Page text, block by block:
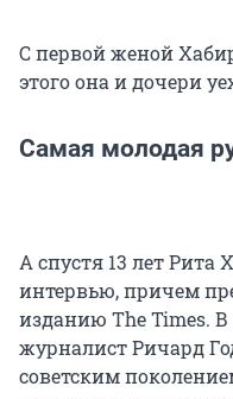
С первой женой
этого она и дочери
Самая молодая
А спустя 13 лет Рита
интервью, причем
изданию The Times. В
журналист Ричард
советским